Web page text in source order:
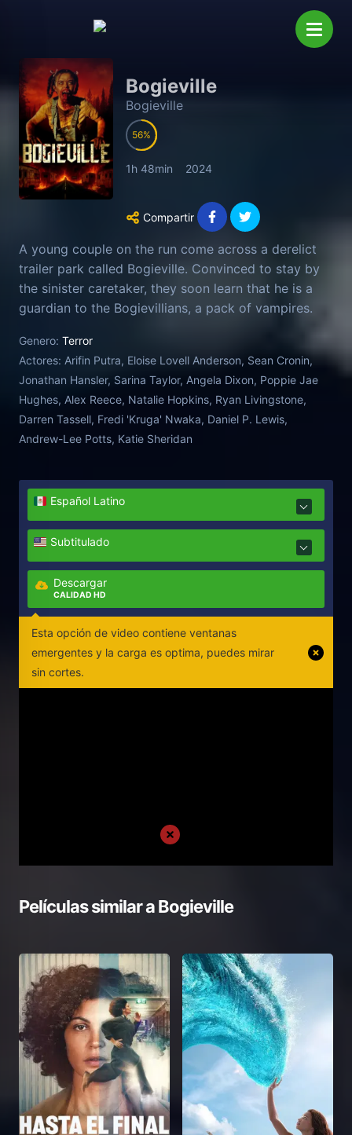
Bogieville
Bogieville
56
1h 48min 2024
Compartir
A young couple on the run come across a derelict
trailer park called Bogieville. Convinced to stay by
the sinister caretaker, they soon learn that he is a
guardian to the Bogievillians, a pack of vampires.
Genero: Terror
Actores: Arifin Putra, Eloise Lovell Anderson, Sean Cronin,
Jonathan Hansler, Sarina Taylor, Angela Dixon, Poppie Jae
Hughes, Alex Reece, Natalie Hopkins, Ryan Livingstone,
Darren Tassell, Fredi 'Kruga' Nwaka, Daniel P. Lewis,
Andrew-Lee Potts, Katie Sheridan
Español Latino
Subtitulado
Descargar
CALIDAD HD
Esta opción de video contiene ventanas
emergentes y la carga es optima, puedes mirar
sin cortes.
Películas similar aBogieville